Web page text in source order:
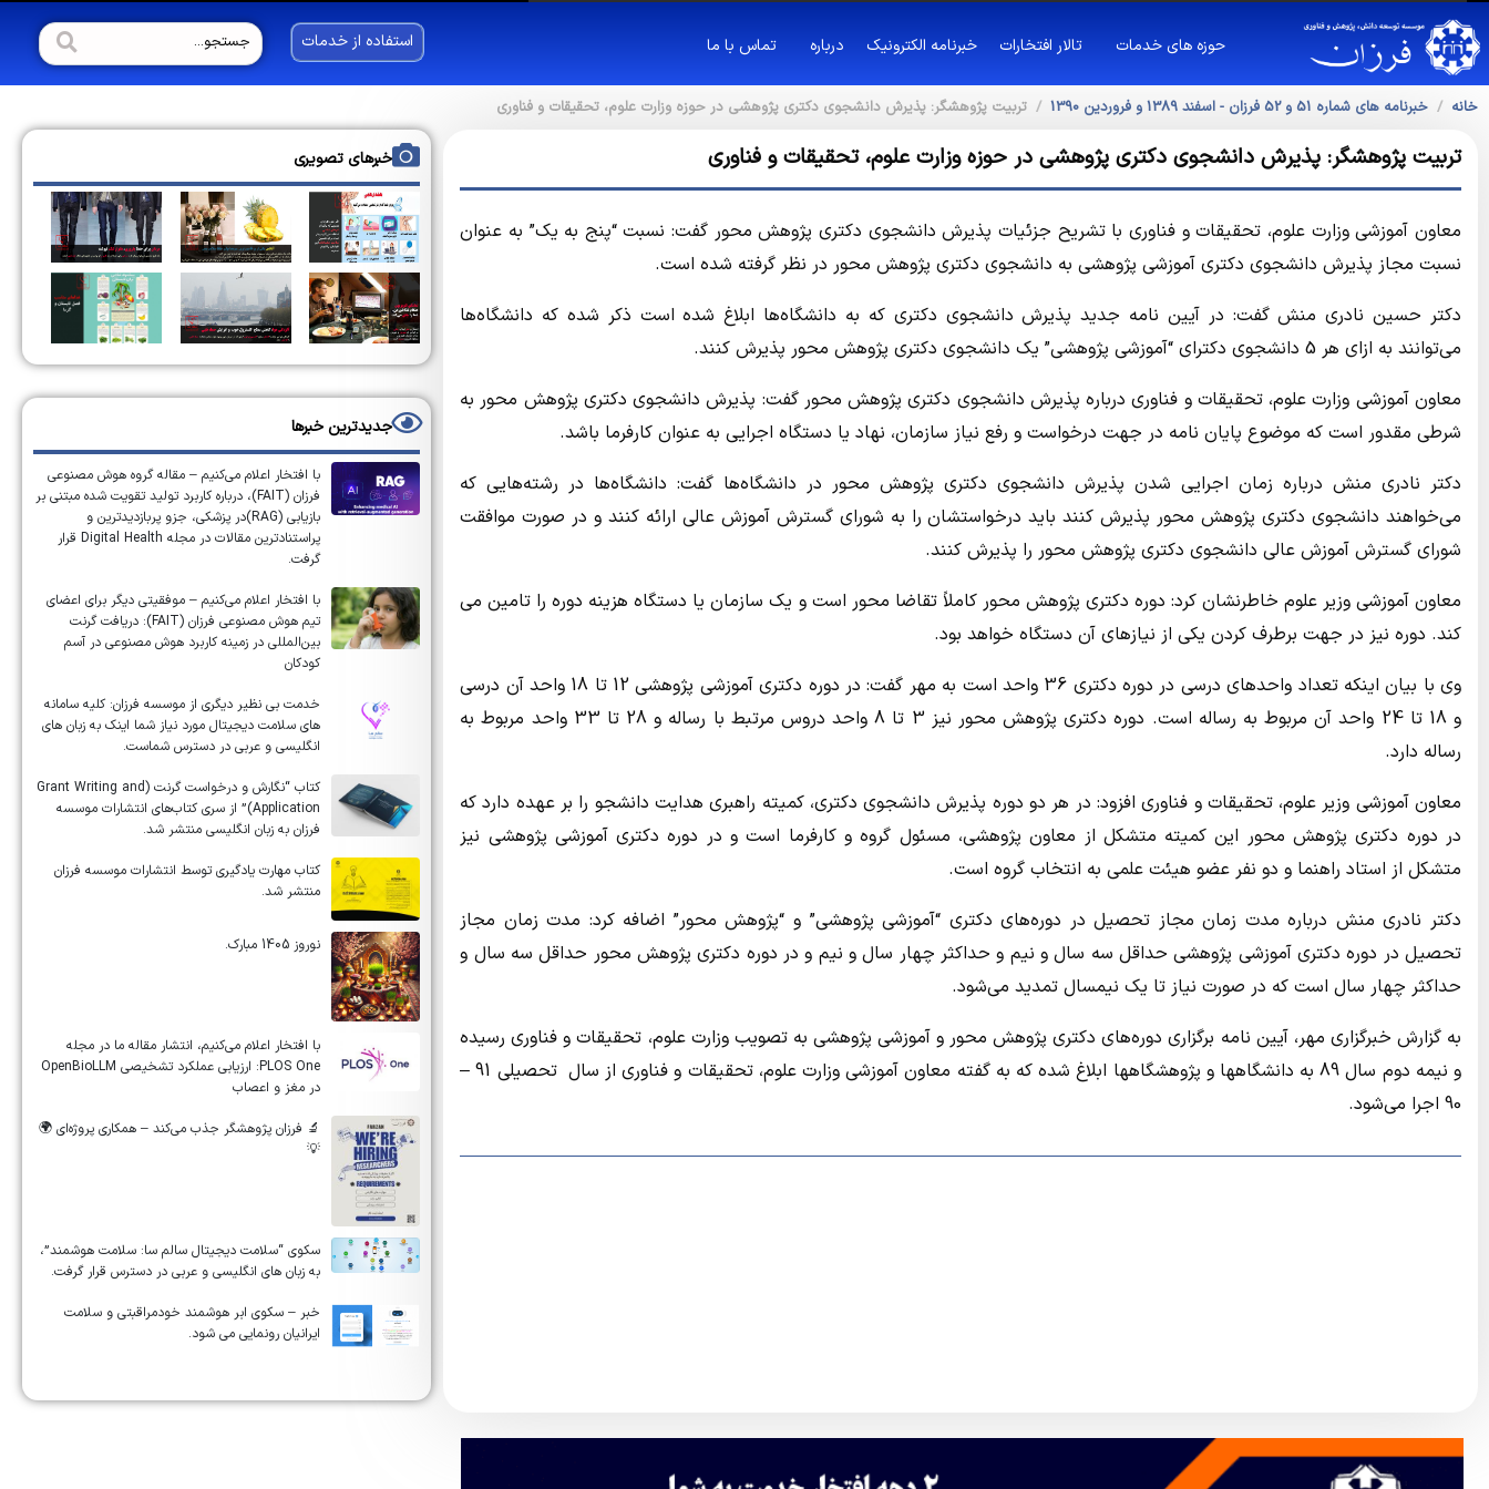
حوزه های خدمات تالار افتخارات خبرنامه الکترونیک درباره تماس با ما استفاده از خدمات
خانه خبرنامه های شماره 51 و 52 فرزان - اسفند 1389 و فروردین 1390 تربیت پژوهشگر: پذیرش دانشجوی دکتری پژوهشی در حوزه وزارت علوم، تحقیقات و فناوری
تربیت پژوهشگر: پذیرش دانشجوی دکتری پژوهشی در حوزه وزارت علوم، تحقیقات و فناوری
معاون آموزشی وزارت علوم، تحقیقات و فناوری با تشریح جزئیات پذیرش دانشجوی دکتری پژوهش محور گفت: نسبت “پنج به یک” به عنوان
نسبت مجاز پذیرش دانشجوی دکتری آموزشی پژوهشی به دانشجوی دکتری پژوهش محور در نظر گرفته شده است.
دکتر حسین نادری منش گفت: در آیین نامه جدید پذیرش دانشجوی دکتری که به دانشگاه‌ها ابلاغ شده است ذکر شده که دانشگاه‌ها
می‌توانند به ازای هر 5 دانشجوی دکترای “آموزشی پژوهشی” یک دانشجوی دکتری پژوهش محور پذیرش کنند.
معاون آموزشی وزارت علوم، تحقیقات و فناوری درباره پذیرش دانشجوی دکتری پژوهش محور گفت: پذیرش دانشجوی دکتری پژوهش محور به
شرطی مقدور است که موضوع پایان نامه در جهت درخواست و رفع نیاز سازمان، نهاد یا دستگاه اجرایی به عنوان کارفرما باشد.
دکتر نادری منش درباره زمان اجرایی شدن پذیرش دانشجوی دکتری پژوهش محور در دانشگاه‌ها گفت: دانشگاه‌ها در رشته‌هایی که
می‌خواهند دانشجوی دکتری پژوهش محور پذیرش کنند باید درخواستشان را به شورای گسترش آموزش عالی ارائه کنند و در صورت موافقت
شورای گسترش آموزش عالی دانشجوی دکتری پژوهش محور را پذیرش کنند.
معاون آموزشی وزیر علوم خاطرنشان کرد: دوره دکتری پژوهش محور کاملاً تقاضا محور است و یک سازمان یا دستگاه هزینه دوره را تامین می
کند. دوره نیز در جهت برطرف کردن یکی از نیازهای آن دستگاه خواهد بود.
وی با بیان اینکه تعداد واحدهای درسی در دوره دکتری 36 واحد است به مهر گفت: در دوره دکتری آموزشی پژوهشی 12 تا 18 واحد آن درسی
و 18 تا 24 واحد آن مربوط به رساله است. دوره دکتری پژوهش محور نیز 3 تا 8 واحد دروس مرتبط با رساله و 28 تا 33 واحد مربوط به
رساله دارد.
معاون آموزشی وزیر علوم، تحقیقات و فناوری افزود: در هر دو دوره پذیرش دانشجوی دکتری، کمیته راهبری هدایت دانشجو را بر عهده دارد که
در دوره دکتری پژوهش محور این کمیته متشکل از معاون پژوهشی، مسئول گروه و کارفرما است و در دوره دکتری آموزشی پژوهشی نیز
متشکل از استاد راهنما و دو نفر عضو هیئت علمی به انتخاب گروه است.
دکتر نادری منش درباره مدت زمان مجاز تحصیل در دوره‌های دکتری “آموزشی پژوهشی” و “پژوهش محور” اضافه کرد: مدت زمان مجاز
تحصیل در دوره دکتری آموزشی پژوهشی حداقل سه سال و نیم و حداکثر چهار سال و نیم و در دوره دکتری پژوهش محور حداقل سه سال و
حداکثر چهار سال است که در صورت نیاز تا یک نیمسال تمدید می‌شود.
به گزارش خبرگزاری مهر، آیین نامه برگزاری دوره‌های دکتری پژوهش محور و آموزشی پژوهشی به تصویب وزارت علوم، تحقیقات و فناوری رسیده
و نیمه دوم سال 89 به دانشگاهها و پژوهشگاهها ابلاغ شده که به گفته معاون آموزشی وزارت علوم، تحقیقات و فناوری از سال تحصیلی 91 –
90 اجرا می‌شود.
خبرهای تصویری
جدیدترین خبرها
با افتخار اعلام می‌کنیم – مقاله گروه هوش مصنوعی
فرزان (FAIT)، درباره کاربرد تولید تقویت شده مبتنی بر
بازیابی (RAG)در پزشکی، جزو پربازدیدترین و
پراستنادترین مقالات در مجله Digital Health قرار
گرفت.
با افتخار اعلام می‌کنیم – موفقیتی دیگر برای اعضای
تیم هوش مصنوعی فرزان (FAIT): دریافت گرنت
بین‌المللی در زمینه کاربرد هوش مصنوعی در آسم
کودکان
خدمت بی نظیر دیگری از موسسه فرزان: کلیه سامانه
های سلامت دیجیتال مورد نیاز شما اینک به زبان های
انگلیسی و عربی در دسترس شماست.
کتاب “نگارش و درخواست گرنت (Grant Writing and
Application)” از سری کتاب‌های انتشارات موسسه
فرزان به زبان انگلیسی منتشر شد.
کتاب مهارت یادگیری توسط انتشارات موسسه فرزان
منتشر شد.
نوروز 1405 مبارک.
‏‏‏با افتخار اعلام می‌کنیم، انتشار مقاله ما در مجله
‎PLOS One‎: ارزیابی عملکرد تشخیصی ‎OpenBioLLM‎
در مغز و اعصاب
🔬 فرزان پژوهشگر جذب می‌کند – همکاری پروژه‌ای 🌍
💡
سکوی “سلامت دیجیتال سالم سا: سلامت هوشمند”،
به زبان های انگلیسی و عربی در دسترس قرار گرفت.
خبر – سکوی ابر هوشمند خودمراقبتی و سلامت
ایرانیان رونمایی می شود.